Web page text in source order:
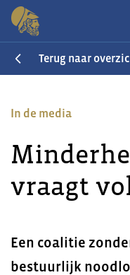
Terug naar
In de media
vraagt
Een coalitie
bestuurlijk